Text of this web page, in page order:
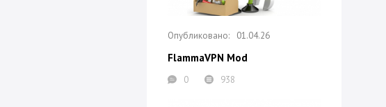
01.04.26
FlammaVPN Mod
0 938